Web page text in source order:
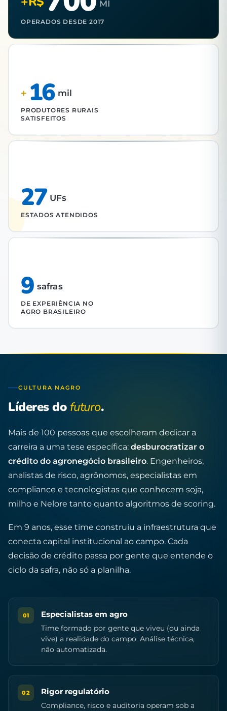
MI
OPERADOS DESDE 2017
+ 16 mil
PRODUTORES RURAIS
SATISFEITOS
27 UFs
ESTADOS ATENDIDOS
9 safras
DE EXPERIÊNCIA NO
AGRO BRASILEIRO
CULTURA NAGRO
Líderes do futuro.
Mais de 100 pessoas que escolheram dedicar a
carreira a uma tese específica: desburocratizar o
crédito do agronegócio brasileiro. Engenheiros,
analistas de risco, agrônomos, especialistas em
compliance e tecnologistas que conhecem soja,
milho e Nelore tanto quanto algoritmos de scoring.
Em 9 anos, esse time construiu a infraestrutura que
conecta capital institucional ao campo. Cada
decisão de crédito passa por gente que entende o
ciclo da safra, não só a planilha.
01 Especialistas em agro
Time formado por gente que viveu (ou ainda
vive) a realidade do campo. Análise técnica,
não automatizada.
02 Rigor regulatório
Compliance, risco e auditoria operam sob a